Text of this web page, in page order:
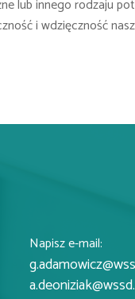
lub innego rodzaju
i wdzięczność
Napisz e-mail: